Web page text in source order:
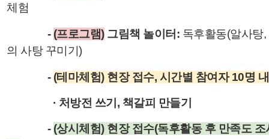
체험
- (프로그램) 그림책 놀이터 : 독후활동(알사탕,
의 사탕 꾸미기)
- (테마체험) 현장 접수, 시간별 참여자 10명
· 처방전 쓰기, 책갈피 만들기
- (상시체험) 현장 접수(독후활동 후 만족도 조